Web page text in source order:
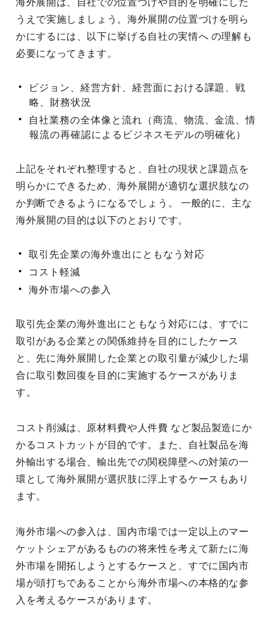
海外展開は、自社での位置づけや目的を明確にした
うえで実施しましょう。海外展開の位置づけを明ら
かにするには、以下に挙げる自社の実情へ の理解も
必要になってきます。
ビジョン、経営方針、経営面における課題、戦
略、財務状況
自社業務の全体像と流れ（商流、物流、金流、情
報流の再確認によるビジネスモデルの明確化）
上記をそれぞれ整理すると、自社の現状と課題点を
明らかにできるため、海外展開が適切な選択肢なの
か判断できるようになるでしょう。 一般的に、主な
海外展開の目的は以下のとおりです。
取引先企業の海外進出にともなう対応
コスト軽減
海外市場への参入
取引先企業の海外進出にともなう対応には、すでに
取引がある企業との関係維持を目的にしたケース
と、先に海外展開した企業との取引量が減少した場
合に取引数回復を目的に実施するケースがありま
す。
コスト削減は、原材料費や人件費 など製品製造にか
かるコストカットが目的です。また、自社製品を海
外輸出する場合、輸出先での関税障壁への対策の一
環として海外展開が選択肢に浮上するケースもあり
ます。
海外市場への参入は、国内市場では一定以上のマー
ケットシェアがあるものの将来性を考えて新たに海
外市場を開拓しようとするケースと、すでに国内市
場が頭打ちであることから海外市場への本格的な参
入を考えるケースがあります。